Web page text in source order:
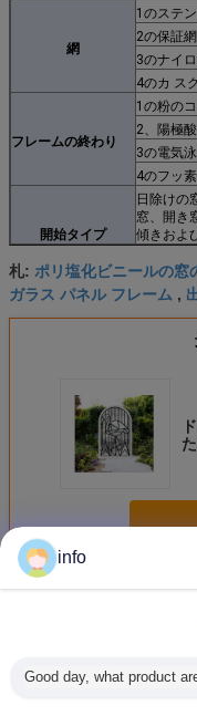
網
1のステ
2の保証網
3のナイ
4のカ ス
フレームの終わり
1の粉の
2、陽極
3の電気
4のフッ
開始タイプ
日除けの
窓、開き
傾きおよ
札: ポリ塩化ビニールの窓
ガラス パネル フレーム ,
多くドア ガラスのた
info
Good day, what product